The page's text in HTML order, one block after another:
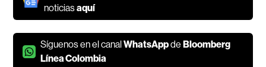
noticiasaquí
Síguenos en el canalWhatsAppdeBloomberg
Línea Colombia